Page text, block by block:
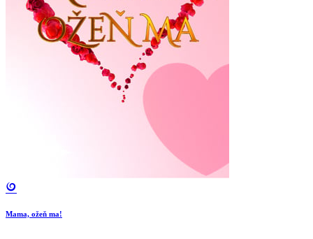
Mama, ožeň ma!